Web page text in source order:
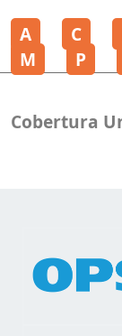
A C
M
P
Cobertura